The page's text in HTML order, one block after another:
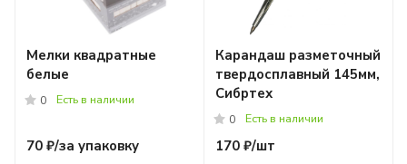
Мелки квадратные
белые
0 Есть в наличии
70 ₽/за упаковку
Карандаш разметочный
твердосплавный 145мм,
Сибртех
0 Есть в наличии
170 ₽/шт